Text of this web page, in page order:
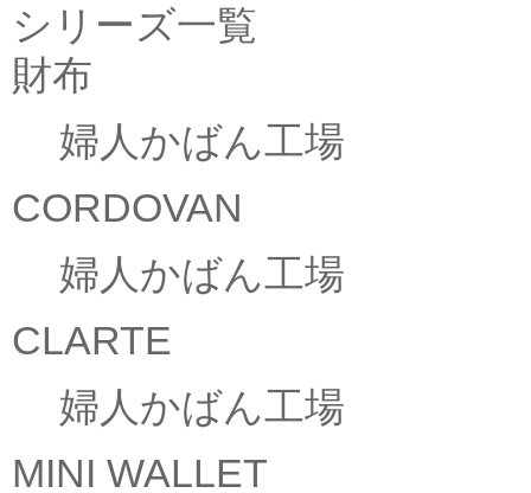
シリーズ一覧
財布
婦人かばん工場
CORDOVAN
婦人かばん工場
CLARTE
婦人かばん工場
MINI WALLET